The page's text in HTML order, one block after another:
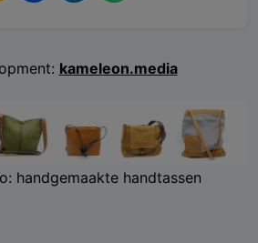
kameleon.media
handgemaakte handtassen